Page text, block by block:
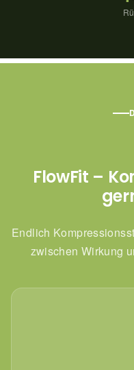
FlowFit –
Endlich
zwischen Wirkung